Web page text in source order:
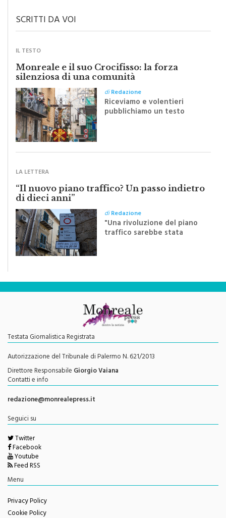
SCRITTI DA VOI
IL TESTO
Monreale e il suo Crocifisso: la forza
silenziosa di una comunità
diRedazione
Riceviamo e volentieri
Sapienza all'indomani della
LA LETTERA
“Il nuovo piano traffico? Un passo indietro
di dieci anni”
diRedazione
"Una rivoluzione del piano
Testata Giornalistica Registrata
Autorizzazione del Tribunale di Palermo N. 621/2013
Direttore ResponsabileGiorgio Vaiana
Contatti e info
redazione@monrealepress.it
Seguici su
Twitter
Facebook
Youtube
Feed RSS
Privacy Policy